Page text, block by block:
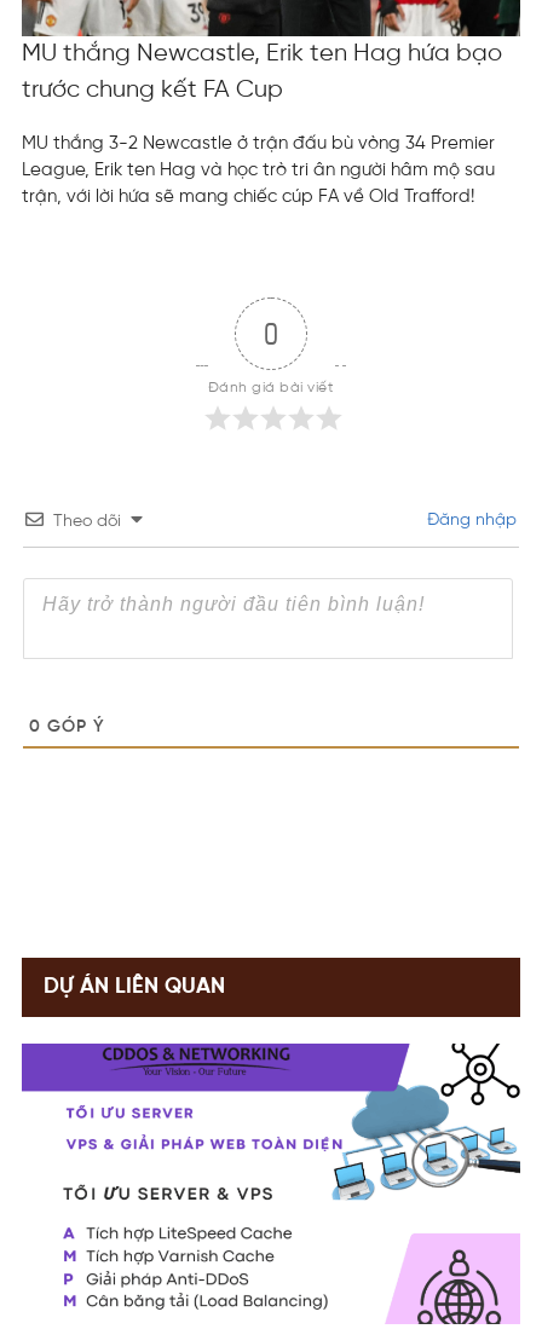
MU thắng Newcastle, Erik ten Hag hứa bạo
trước chung kết FA Cup
MU thắng 3-2 Newcastle ở trận đấu bù vòng 34 Premier
League, Erik ten Hag và học trò tri ân người hâm mộ sau
trận, với lời hứa sẽ mang chiếc cúp FA về Old Trafford!
0
Đánh giá bài viết
Theo dõi Đăng nhập
0 GÓP Ý
DỰ ÁN LIÊN QUAN